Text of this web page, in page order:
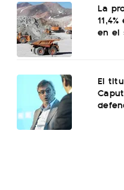
La
en el
El